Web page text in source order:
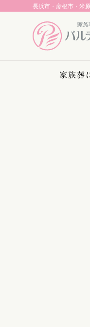
長浜市・彦根市・米
家族葬